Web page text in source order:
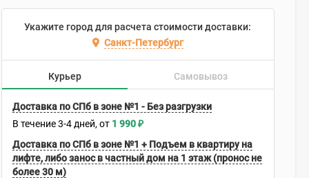
Укажите город для расчета стоимости доставки:
Санкт-Петербург
Курьер Самовывоз
Доставка по СПб в зоне №1 - Без разгрузки
В течение 3-4 дней 1 990₽
Доставка по СПб в зоне №1 + Подъем в квартиру на
лифте, либо занос в частный дом на 1 этаж (пронос не
более 30 м)